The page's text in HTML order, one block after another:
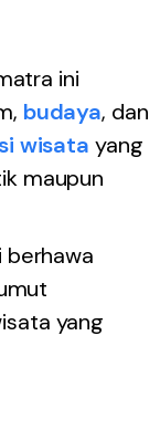
ini
budaya, dan
wisata yang
maupun
berhawa
yang